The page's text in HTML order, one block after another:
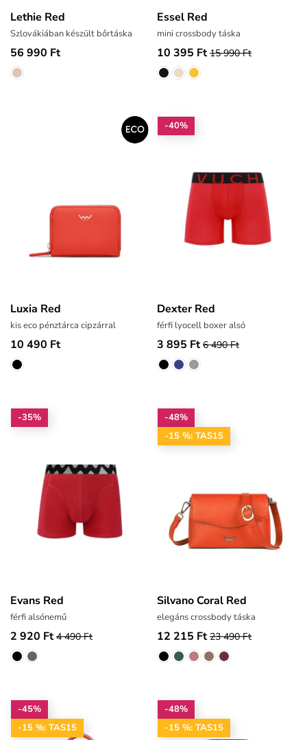
Lethie Red
Szlovákiában készült bőrtáska
56 990 Ft
Essel Red
mini crossbody táska
10 395 Ft 15 990 Ft
Luxia Red
kis eco pénztárca cipzárral
10 490 Ft
-40%
Dexter Red
férfi lyocell boxer alsó
3 895 Ft 6 490 Ft
-35%
Evans Red
férfi alsónemű
2 920 Ft 4 490 Ft
-48%
-15 %: TAS15
Silvano Coral Red
elegáns crossbody táska
12 215 Ft 23 490 Ft
-45%
-15 %: TAS15
-48%
-15 %: TAS15